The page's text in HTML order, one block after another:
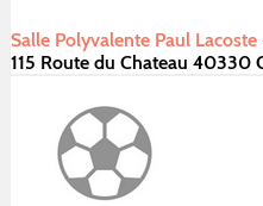
Salle Polyvalente Paul Lacoste
115 Route du Chateau 40330